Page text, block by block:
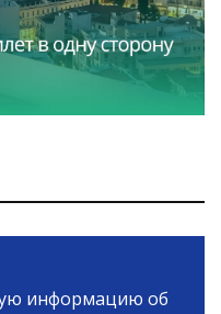
информацию об